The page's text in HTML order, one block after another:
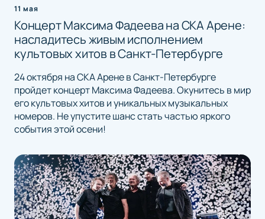
11 мая
Концерт Максима Фадеева на СКА Арене:
насладитесь живым исполнением
культовых хитов в Санкт-Петербурге
24 октября на СКА Арене в Санкт-Петербурге
пройдет концерт Максима Фадеева. Окунитесь в мир
его культовых хитов и уникальных музыкальных
номеров. Не упустите шанс стать частью яркого
события этой осени!